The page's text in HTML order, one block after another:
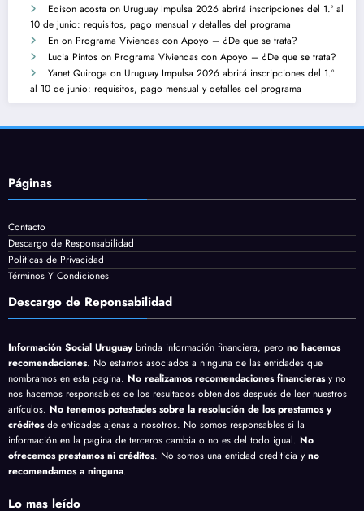
Edison acosta on Uruguay Impulsa 2026 abrirá inscripciones del 1.º al
10 de junio: requisitos, pago mensual y detalles del programa
En on Programa Viviendas con Apoyo – ¿De que se trata?
Lucia Pintos on Programa Viviendas con Apoyo – ¿De que se trata?
Yanet Quiroga on Uruguay Impulsa 2026 abrirá inscripciones del 1.º
al 10 de junio: requisitos, pago mensual y detalles del programa
Páginas
Contacto
Descargo de Responsabilidad
Politicas de Privacidad
Términos Y Condiciones
Descargo de Reponsabilidad
Información Social Uruguaybrinda información financiera, pero no hacemos
recomendaciones. No estamos asociados a ninguna de las entidades que
nombramos en esta pagina. No realizamos recomendaciones financierasy no
nos hacemos responsables de los resultados obtenidos después de leer nuestros
artículos. No tenemos potestades sobre la resolución de los prestamos y
créditosde entidades ajenas a nosotros. No somos responsables si la
información en la pagina de terceros cambia o no es del todo igual. No
ofrecemos prestamos ni créditos. No somos una entidad crediticia y no
recomendamos a ninguna.
Lo mas leído